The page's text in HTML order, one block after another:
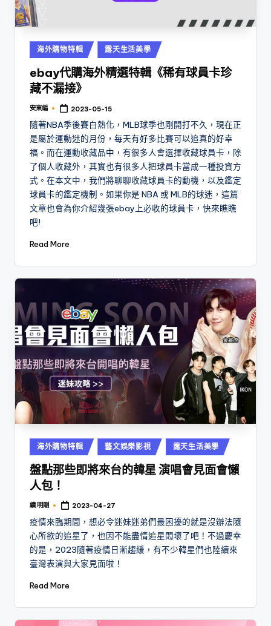
Posted
in
海外購物特輯 露天生活美學
ebay代購海外精選特輯《稀有球員卡珍
藏不漏接》
Posted
安東編 2023-05-15
隨著NBA季後賽白熱化，MLB球季也剛開打不久，現在正
是屬於運動迷的月份，每天有好多比賽可以追真的好幸
福。而在運動收藏品中，有很多人會選擇收藏球員卡，除
了個人收藏外，其實也有很多人把球員卡當成一種投資方
式。在本文中，我們將聊聊收藏球員卡的動機，以及鑑定
球員卡的鑑定機制。如果你是 NBA 或 MLB的球迷，這篇
文章也會為你介紹幾張ebay上必收的球員卡，快來瞧瞧
吧!
Read More
Posted
in
海外購物特輯 藝文娛樂影視 露天生活美學
盤點那些即將來台的韓星 演唱會見面會懶
人包！
Posted
續 明剛 2023-04-27
疫情來臨期間，想必令迷妹迷弟們最困擾的就是沒辦法隨
心所欲的追星了，也因不能盡情追星悶壞了吧！不過慶幸
的是，2023隨著疫情日漸趨緩，有不少韓星們也陸續來
臺灣表演與大家見面啦！
Read More